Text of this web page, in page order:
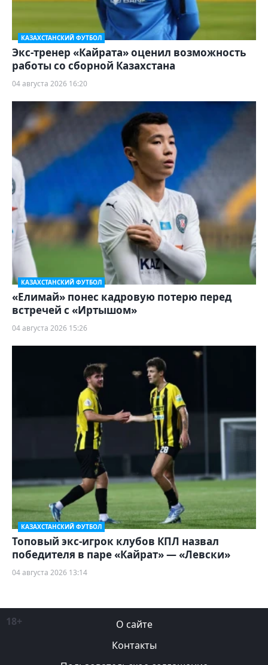
КАЗАХСТАНСКИЙ ФУТБОЛ
Экс-тренер «Кайрата» оценил возможность
работы со сборной Казахстана
04 августа 2026 16:20
КАЗАХСТАНСКИЙ ФУТБОЛ
«Елимай» понес кадровую потерю перед
встречей с «Иртышом»
04 августа 2026 15:26
КАЗАХСТАНСКИЙ ФУТБОЛ
Топовый экс-игрок клубов КПЛ назвал
победителя в паре «Кайрат» — «Левски»
04 августа 2026 13:14
18+
О сайте
Контакты